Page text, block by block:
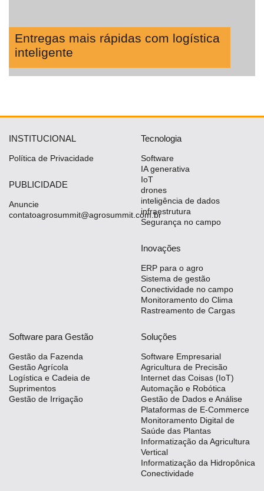
Entregas mais rápidas com logística
inteligente
INSTITUCIONAL
Política de Privacidade
PUBLICIDADE
Anuncie
contatoagrosummit@agrosummit.com.br
Tecnologia
Software
IA generativa
IoT
drones
inteligência de dados
infraestrutura
Segurança no campo
Inovações
ERP para o agro
Sistema de gestão
Conectividade no campo
Monitoramento do Clima
Rastreamento de Cargas
Software para Gestão
Gestão da Fazenda
Gestão Agrícola
Logística e Cadeia de
Suprimentos
Gestão de Irrigação
Soluções
Software Empresarial
Agricultura de Precisão
Internet das Coisas (IoT)
Automação e Robótica
Gestão de Dados e Análise
Plataformas de E-Commerce
Monitoramento Digital de
Saúde das Plantas
Informatização da Agricultura
Vertical
Informatização da Hidropônica
Conectividade